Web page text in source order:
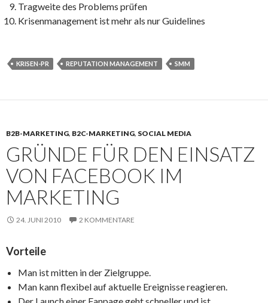
Tragweite des Problems prüfen
Krisenmanagement ist mehr als nur Guidelines
KRISEN-PR REPUTATION MANAGEMENT SMM
B2B-MARKETING, B2C-MARKETING, SOCIAL MEDIA
GRÜNDE FÜR DEN EINSATZ
VON FACEBOOK IM
MARKETING
24. JUNI 2010 2 KOMMENTARE
Vorteile
Man ist mitten in der Zielgruppe.
Man kann flexibel auf aktuelle Ereignisse reagieren.